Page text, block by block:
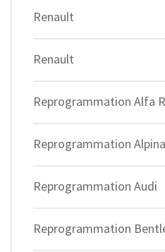
Renault
Renault
Reprogrammation Alfa
Reprogrammation Alpina
Reprogrammation Audi
Reprogrammation